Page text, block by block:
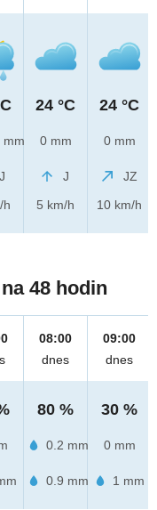
mm
J
h
24 °C
0 mm
J
5 km/h
24 °C
0 mm
JZ
10 km/h
48 hodin
08:00
dnes
80 %
0.2 mm
0.9 mm
09:00
dnes
30 %
0 mm
1 mm